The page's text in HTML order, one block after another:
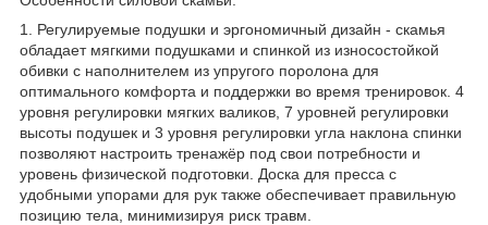
1. Регулируемые подушки и эргономичный дизайн - скамья
обладает мягкими подушками и спинкой из износостойкой
обивки с наполнителем из упругого поролона для
оптимального комфорта и поддержки во время тренировок. 4
уровня регулировки мягких валиков, 7 уровней регулировки
высоты подушек и 3 уровня регулировки угла наклона спинки
позволяют настроить тренажёр под свои потребности и
уровень физической подготовки. Доска для пресса с
удобными упорами для рук также обеспечивает правильную
позицию тела, минимизируя риск травм.